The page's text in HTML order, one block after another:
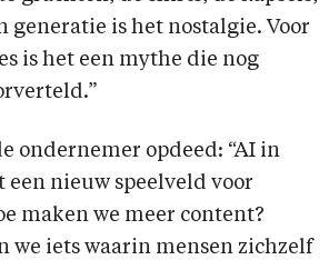
generatie is het nostalgie. Voor
is het een mythe die nog
ondernemer opdeed: “AI in
nieuw speelveld voor
maken we meer content?
we iets waarin mensen zichzelf